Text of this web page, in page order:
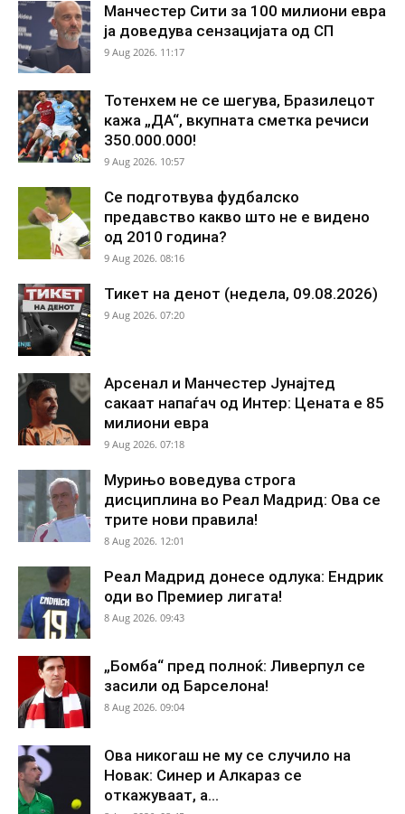
Манчестер Сити за 100 милиони евра
ја доведува сензацијата од СП
9 Aug 2026. 11:17
Тотенхем не се шегува, Бразилецот
кажа „ДА“, вкупната сметка речиси
350.000.000!
9 Aug 2026. 10:57
Се подготвува фудбалско
предавство какво што не е видено
од 2010 година?
9 Aug 2026. 08:16
Тикет на денот (недела, 09.08.2026)
9 Aug 2026. 07:20
Арсенал и Манчестер Јунајтед
сакаат напаѓач од Интер: Цената е 85
милиони евра
9 Aug 2026. 07:18
Мурињо воведува строга
дисциплина во Реал Мадрид: Ова се
трите нови правила!
8 Aug 2026. 12:01
Реал Мадрид донесе одлука: Ендрик
оди во Премиер лигата!
8 Aug 2026. 09:43
„Бомба“ пред полноќ: Ливерпул се
засили од Барселона!
8 Aug 2026. 09:04
Ова никогаш не му се случило на
Новак: Синер и Алкараз се
откажуваат, а...